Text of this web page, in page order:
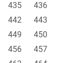
435
436
442
443
449
450
456
457